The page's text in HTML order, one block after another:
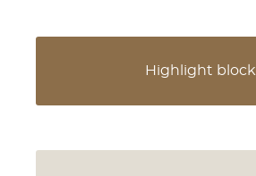
Highlight block